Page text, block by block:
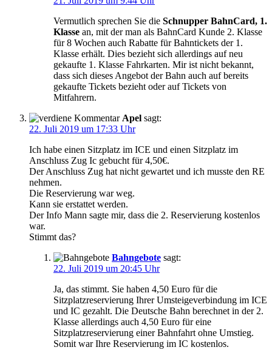
Vermutlich sprechen Sie die Schnupper BahnCard, 1.
Klasse an, mit der man als BahnCard Kunde 2. Klasse
für 8 Wochen auch Rabatte für Bahntickets der 1.
Klasse erhält. Dies bezieht sich allerdings auf neu
gekaufte 1. Klasse Fahrkarten. Mir ist nicht bekannt,
dass sich dieses Angebot der Bahn auch auf bereits
gekaufte Tickets bezieht oder auf Tickets von
Mitfahrern.
Apel sagt:
22. Juli 2019 um 17:33 Uhr
Ich habe einen Sitzplatz im ICE und einen Sitzplatz im
Anschluss Zug Ic gebucht für 4,50€.
Der Anschluss Zug hat nicht gewartet und ich musste den RE
nehmen.
Die Reservierung war weg.
Kann sie erstattet werden.
Der Info Mann sagte mir, dass die 2. Reservierung kostenlos
war.
Stimmt das?
Bahngebote sagt:
22. Juli 2019 um 20:45 Uhr
Ja, das stimmt. Sie haben 4,50 Euro für die
Sitzplatzreservierung Ihrer Umsteigeverbindung im ICE
und IC gezahlt. Die Deutsche Bahn berechnet in der 2.
Klasse allerdings auch 4,50 Euro für eine
Sitzplatzreservierung einer Bahnfahrt ohne Umstieg.
Somit war Ihre Reservierung im IC kostenlos.